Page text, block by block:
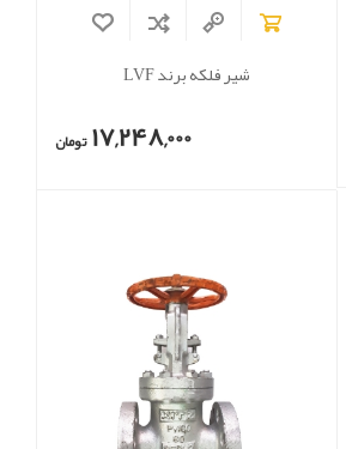
شیر فلکه برند LVF
17,248,000 تومان